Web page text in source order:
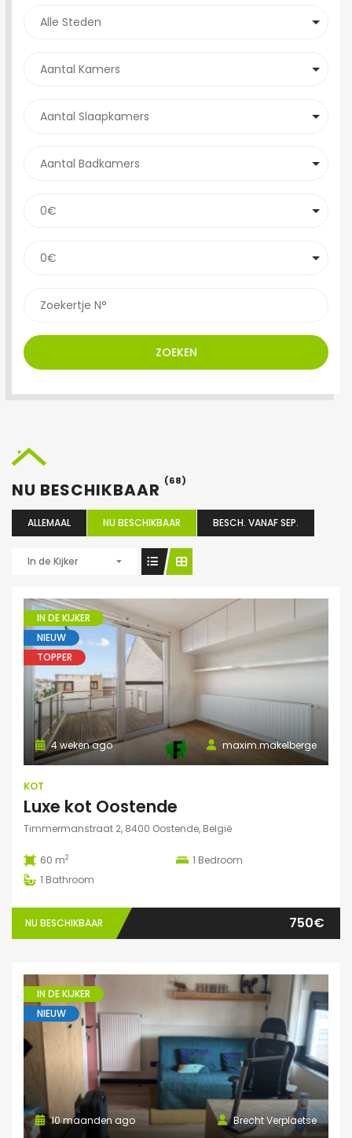
ZOEKEN
NU BESCHIKBAAR (68)
ALLEMAAL NU BESCHIKBAAR BESCH. VANAF SEP.
In de Kijker
IN DE KIJKER
NIEUW
TOPPER
maxim.makelberge
4 weken ago
KOT
Luxe kot Oostende
Timmermanstraat 2, 8400 Oostende, België
60 m2 1 Bedroom
1 Bathroom
NU BESCHIKBAAR 750€
IN DE KIJKER
NIEUW
Brecht Verplaetse
10 maanden ago